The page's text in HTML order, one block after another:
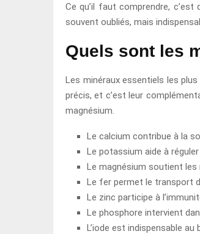
Ce qu’il faut comprendre,
souvent oubliés, mais
Quels sont les
Les minéraux essentiels les
précis, et c’est leur
magnésium.
Le calcium contribue à la
Le potassium aide à réguler
Le magnésium soutient
Le fer permet le transport
Le zinc participe à
Le phosphore intervient
L’iode est indispensable